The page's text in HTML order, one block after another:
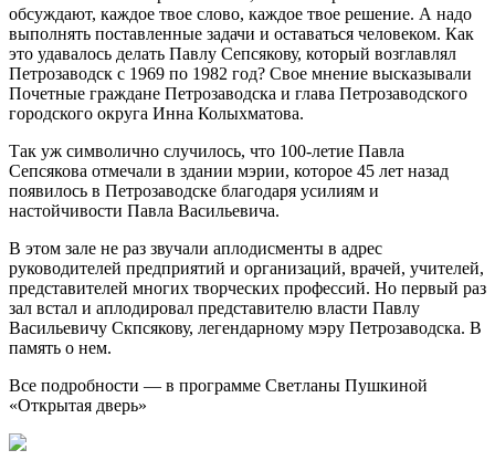
обсуждают, каждое твое слово, каждое твое решение. А надо
выполнять поставленные задачи и оставаться человеком. Как
это удавалось делать Павлу Сепсякову, который возглавлял
Петрозаводск с 1969 по 1982 год? Свое мнение высказывали
Почетные граждане Петрозаводска и глава Петрозаводского
городского округа Инна Колыхматова.
Так уж символично случилось, что 100-летие Павла
Сепсякова отмечали в здании мэрии, которое 45 лет назад
появилось в Петрозаводске благодаря усилиям и
настойчивости Павла Васильевича.
В этом зале не раз звучали аплодисменты в адрес
руководителей предприятий и организаций, врачей, учителей,
представителей многих творческих профессий. Но первый раз
зал встал и аплодировал представителю власти Павлу
Васильевичу Скпсякову, легендарному мэру Петрозаводска. В
память о нем.
Все подробности — в программе Светланы Пушкиной
«Открытая дверь»